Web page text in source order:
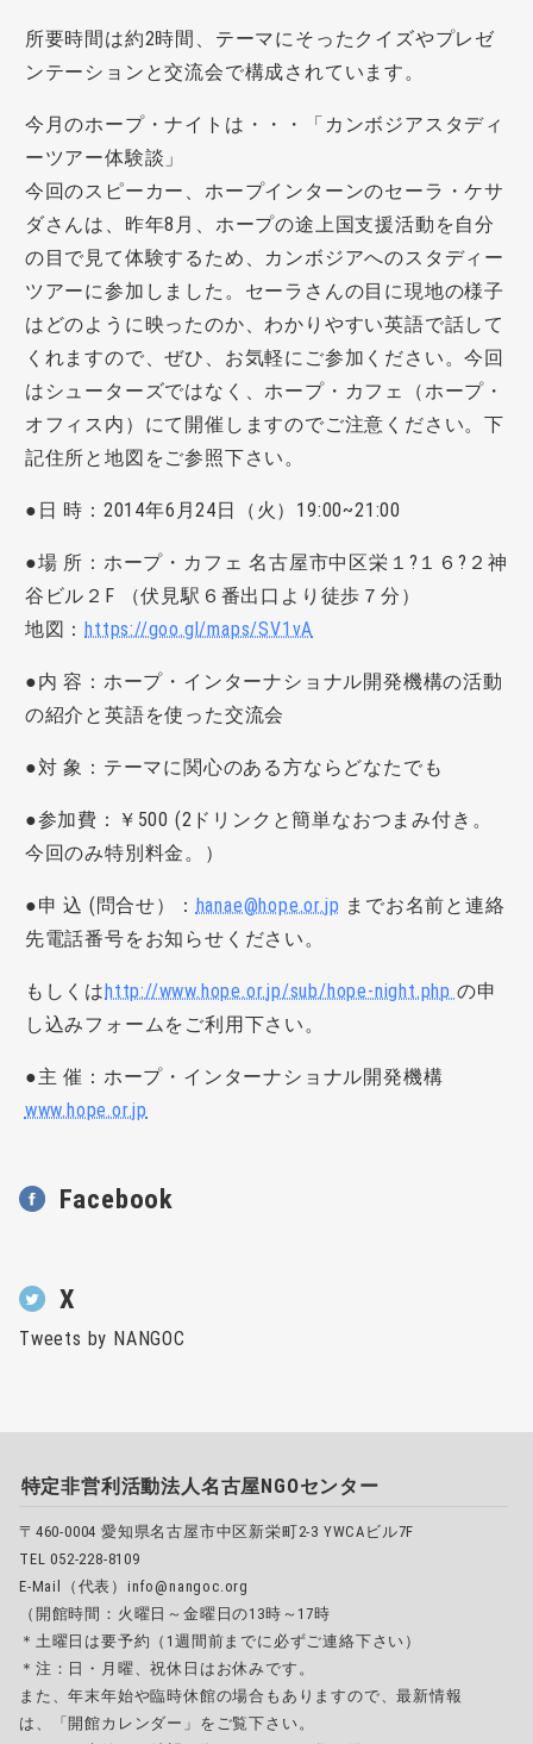
所要時間は約2時間、テーマにそったクイズやプレゼ
ンテーションと交流会で構成されています。
今月のホープ・ナイトは・・・「カンボジアスタディ
ーツアー体験談」
今回のスピーカー、ホープインターンのセーラ・ケサ
ダさんは、昨年8月、ホープの途上国支援活動を自分
の目で見て体験するため、カンボジアへのスタディー
ツアーに参加しました。セーラさんの目に現地の様子
はどのように映ったのか、わかりやすい英語で話して
くれますので、ぜひ、お気軽にご参加ください。今回
はシューターズではなく、ホープ・カフェ（ホープ・
オフィス内）にて開催しますのでご注意ください。下
記住所と地図をご参照下さい。
●日 時：2014年6月24日（火）19:00~21:00
●場 所：ホープ・カフェ 名古屋市中区栄１?１６?２神
谷ビル２F （伏見駅６番出口より徒歩７分）
地図： https://goo.gl/maps/SV1vA
●内 容：ホープ・インターナショナル開発機構の活動
の紹介と英語を使った交流会
●対 象：テーマに関心のある方ならどなたでも
●参加費：￥500 (2ドリンクと簡単なおつまみ付き。
今回のみ特別料金。）
●申 込 (問合せ）： hanae@hope.or.jp までお名前と連絡
先電話番号をお知らせください。
もしくは http://www.hope.or.jp/sub/hope-night.php の申
し込みフォームをご利用下さい。
●主 催：ホープ・インターナショナル開発機構
www.hope.or.jp
Facebook
X
Tweets by NANGOC
特定非営利活動法人名古屋NGOセンター
〒460-0004 愛知県名古屋市中区新栄町2-3 YWCAビル7F
TEL 052-228-8109
E-Mail（代表）info@nangoc.org
（開館時間：火曜日～金曜日の13時～17時
＊土曜日は要予約（1週間前までに必ずご連絡下さい）
＊注：日・月曜、祝休日はお休みです。
また、年末年始や臨時休館の場合もありますので、最新情報
は、「開館カレンダー」をご覧下さい。